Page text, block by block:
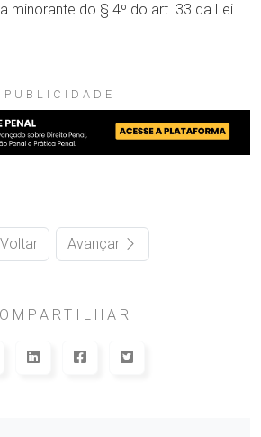
minorante do § 4º do art. 33 da Lei
PUBLICIDADE
Voltar Avançar